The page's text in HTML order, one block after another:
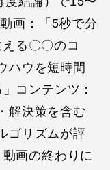
画：「5秒で分
る〇〇のコ
ハウを短時間
コンテンツ：
解決策を含む
ゴリズムが評
画の終わりに